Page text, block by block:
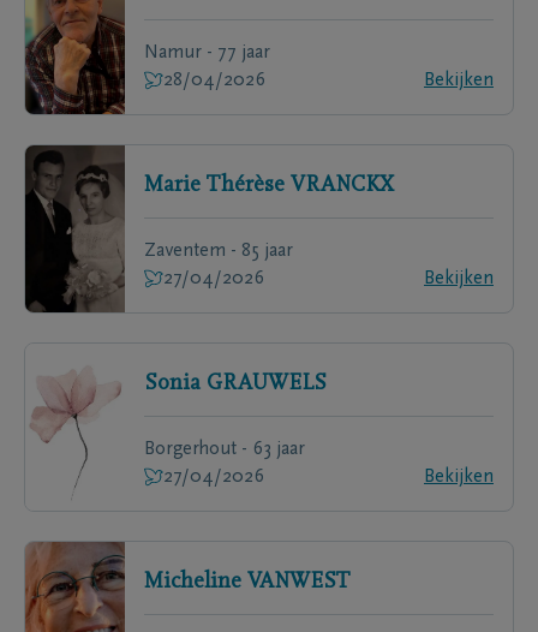
Namur - 77 jaar
28/04/2026
Bekijken
Marie Thérèse VRANCKX
Zaventem - 85 jaar
27/04/2026
Bekijken
Sonia GRAUWELS
Borgerhout - 63 jaar
27/04/2026
Bekijken
Micheline VANWEST